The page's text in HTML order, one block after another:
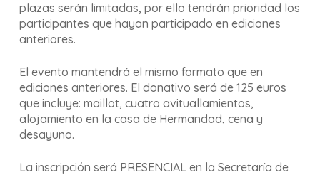
plazas serán limitadas, por ello tendrán prioridad los
participantes que hayan participado en ediciones
anteriores.
El evento mantendrá el mismo formato que en
ediciones anteriores. El donativo será de 125 euros
que incluye: maillot, cuatro avituallamientos,
alojamiento en la casa de Hermandad, cena y
desayuno.
La inscripción será PRESENCIAL en la Secretaría de